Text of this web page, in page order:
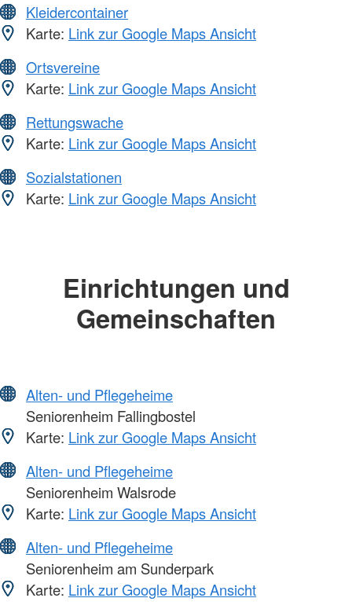
Kleidercontainer
Karte: Link zur Google Maps Ansicht
Ortsvereine
Karte: Link zur Google Maps Ansicht
Rettungswache
Karte: Link zur Google Maps Ansicht
Sozialstationen
Karte: Link zur Google Maps Ansicht
Einrichtungen und
Gemeinschaften
Alten- und Pflegeheime
Seniorenheim Fallingbostel
Karte: Link zur Google Maps Ansicht
Alten- und Pflegeheime
Seniorenheim Walsrode
Karte: Link zur Google Maps Ansicht
Alten- und Pflegeheime
Seniorenheim am Sunderpark
Karte: Link zur Google Maps Ansicht